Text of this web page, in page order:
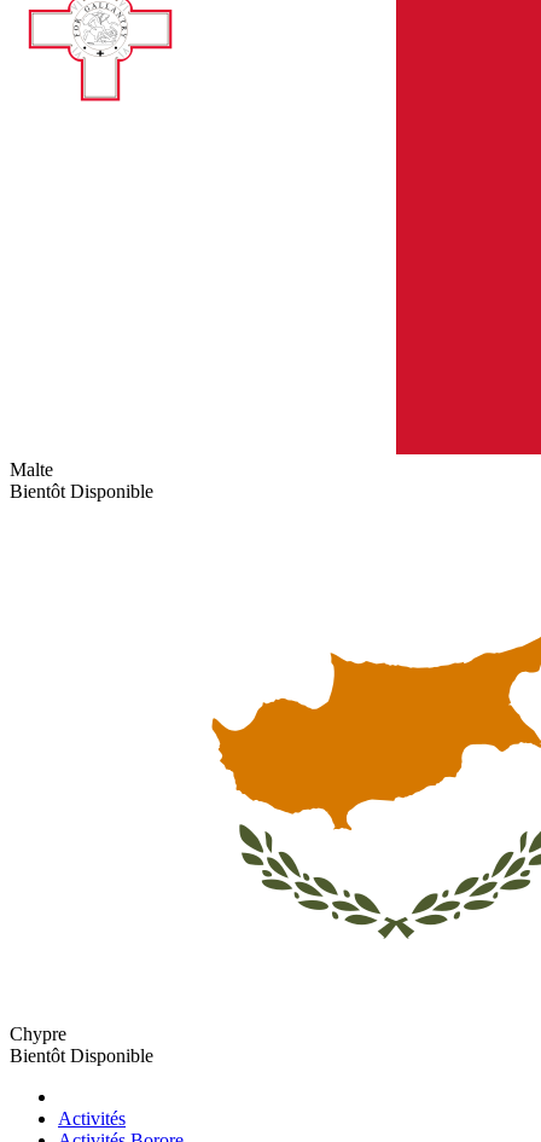
Malte
Bientôt Disponible
Chypre
Bientôt Disponible
Activités